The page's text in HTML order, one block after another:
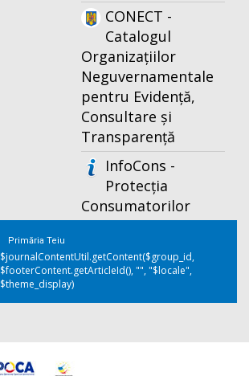
CONECT -
Catalogul
Organizațiilor
Neguvernamentale
pentru Evidență,
Consultare și
Transparență
InfoCons -
Protecția
Consumatorilor
Primăria Teiu
$journalContentUtil.getContent($group_id,
$footerContent.getArticleId(), "", "$locale",
$theme_display)